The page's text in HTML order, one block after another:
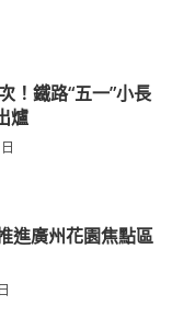
！鐵路“五一”小長
爐
進廣州花園焦點區